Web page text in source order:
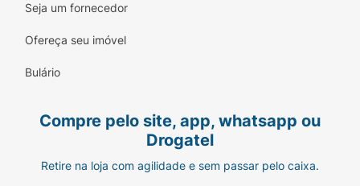
Seja um fornecedor
Ofereça seu imóvel
Bulário
Compre pelo site, app, whatsapp ou
Drogatel
Retire na loja com agilidade e sem passar pelo caixa.